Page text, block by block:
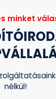
minket
nélkül!